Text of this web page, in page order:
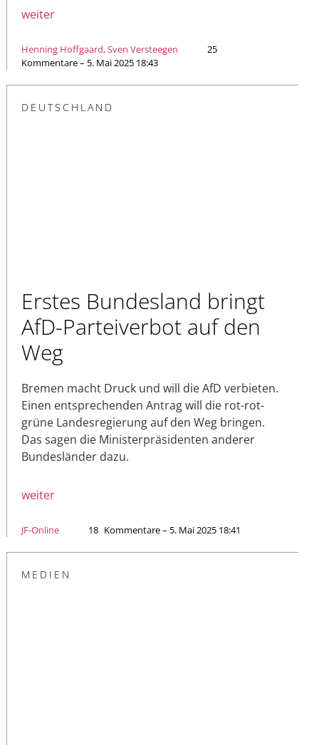
weiter
Henning Hoffgaard, Sven Versteegen
25
Kommentare – 5. Mai 2025 18:43
DEUTSCHLAND
Erstes Bundesland bringt
AfD-Parteiverbot auf den
Weg
Bremen macht Druck und will die AfD verbieten.
Einen entsprechenden Antrag will die rot-rot-
grüne Landesregierung auf den Weg bringen.
Das sagen die Ministerpräsidenten anderer
Bundesländer dazu.
weiter
JF-Online 18 Kommentare – 5. Mai 2025 18:41
MEDIEN